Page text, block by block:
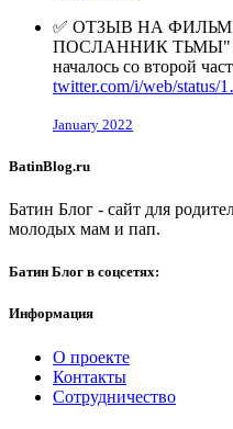
✅ ОТЗЫВ НА
ПОСЛАННИК ТЬМЫ"
началось со второй
twitter.com/i/web/status/
January 2022
BatinBlog.ru
Батин Блог - сайт для
молодых мам и пап.
Батин Блог в соцсетях:
Информация
О проекте
Контакты
Сотрудничество